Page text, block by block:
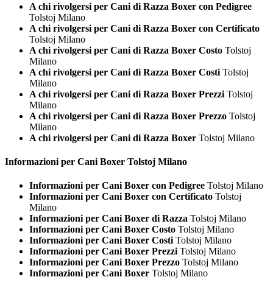
A chi rivolgersi per Cani di Razza Boxer con Pedigree
Tolstoj Milano
A chi rivolgersi per Cani di Razza Boxer con Certificato
Tolstoj Milano
A chi rivolgersi per Cani di Razza Boxer Costo Tolstoj
Milano
A chi rivolgersi per Cani di Razza Boxer Costi Tolstoj
Milano
A chi rivolgersi per Cani di Razza Boxer Prezzi Tolstoj
Milano
A chi rivolgersi per Cani di Razza Boxer Prezzo Tolstoj
Milano
A chi rivolgersi per Cani di Razza Boxer Tolstoj Milano
Informazioni per Cani Boxer Tolstoj Milano
Informazioni per Cani Boxer con Pedigree Tolstoj Milano
Informazioni per Cani Boxer con Certificato Tolstoj
Milano
Informazioni per Cani Boxer di Razza Tolstoj Milano
Informazioni per Cani Boxer Costo Tolstoj Milano
Informazioni per Cani Boxer CostiTolstoj Milano
Informazioni per Cani Boxer PrezziTolstoj Milano
Informazioni per Cani Boxer Prezzo Tolstoj Milano
Informazioni per Cani Boxer Tolstoj Milano